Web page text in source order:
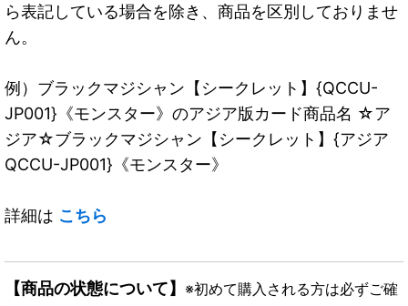
ら表記している場合を除き、商品を区別しておりませ
ん。
例）ブラックマジシャン【シークレット】{QCCU-
JP001}《モンスター》のアジア版カード商品名 ☆ア
ジア☆ブラックマジシャン【シークレット】{アジア
QCCU-JP001}《モンスター》
詳細は こちら
【商品の状態について】 ※初めて購入される方は必ずご確